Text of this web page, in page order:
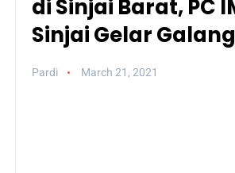
di Sinjai Barat, PC
Sinjai Gelar
Pardi March 21, 2021